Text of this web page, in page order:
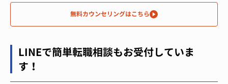
無料カウンセリングはこちら
LINEで簡単転職相談もお受付していま
す！